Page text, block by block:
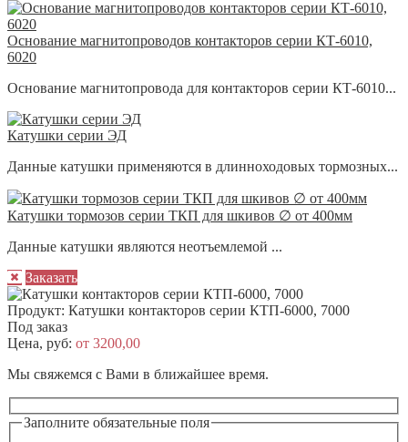
Основание магнитопроводов контакторов серии КТ-6010,
6020
Основание магнитопровода для контакторов серии КТ-6010...
Катушки серии ЭД
Данные катушки применяются в длинноходовых тормозных...
Катушки тормозов серии ТКП для шкивов ∅ от 400мм
Данные катушки являются неотъемлемой ...
Заказать
Продукт: Катушки контакторов серии КТП-6000, 7000
Под заказ
Цена, руб: от 3200,00
Мы свяжемся с Вами в ближайшее время.
Заполните обязательные поля